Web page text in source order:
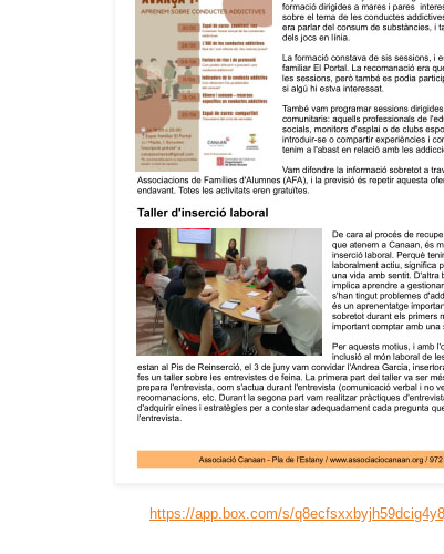
https://app.box.com/s/